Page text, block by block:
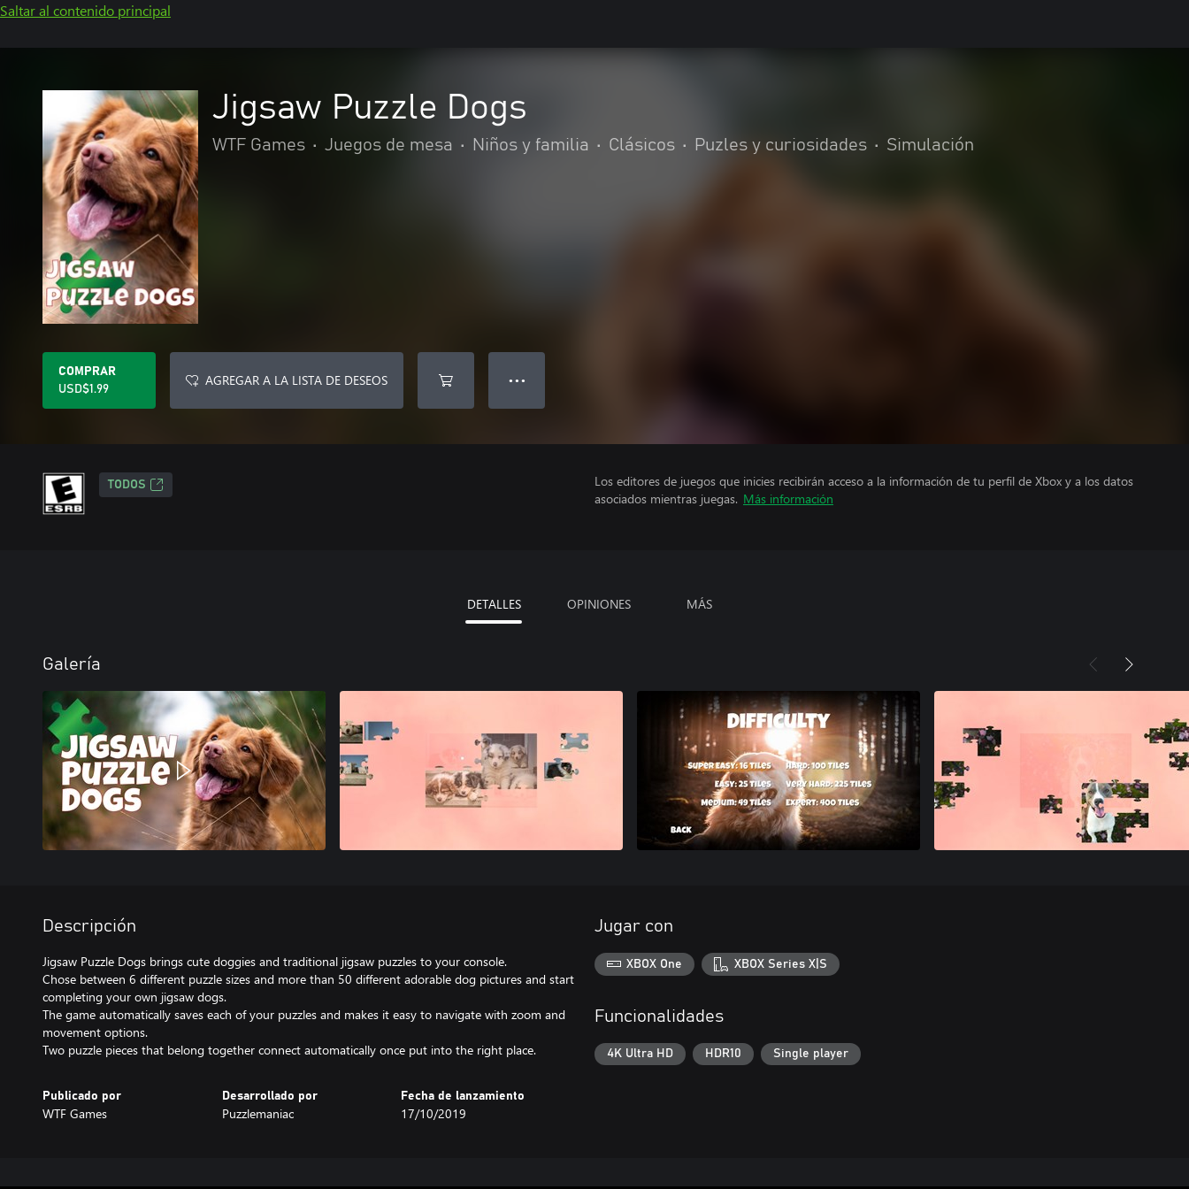
Saltar al contenido principal
Jigsaw Puzzle Dogs
WTF Games • Juegos de mesa • Niños y familia • Clásicos • Puzles y curiosidades • Simulación
COMPRAR
USD$1.99
AGREGAR A LA LISTA DE DESEOS ● ● ●
TODOS
Los editores de juegos que inicies recibirán acceso a la información de tu perfil de Xbox y a los datos
asociados mientras juegas. Más información
DETALLES OPINIONES MÁS
Galería
Descripción
Jigsaw Puzzle Dogs brings cute doggies and traditional jigsaw puzzles to your console.
Chose between 6 different puzzle sizes and more than 50 different adorable dog pictures and start
completing your own jigsaw dogs.
The game automatically saves each of your puzzles and makes it easy to navigate with zoom and
movement options.
Two puzzle pieces that belong together connect automatically once put into the right place.
Publicado por
WTF Games
Desarrollado por
Puzzlemaniac
Fecha de lanzamiento
17/10/2019
Jugar con
XBOX One XBOX Series X|S
Funcionalidades
4K Ultra HD HDR10 Single player